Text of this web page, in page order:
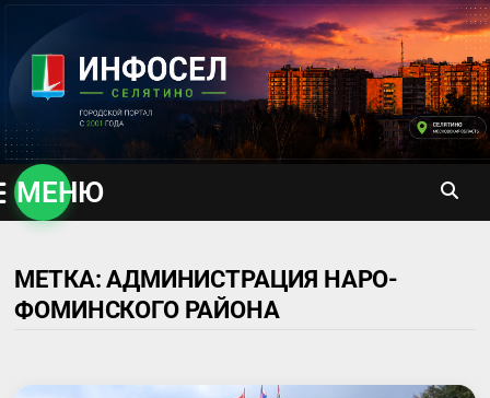
содержимому
МЕНЮ
МЕТКА:АДМИНИСТРАЦИЯ НАРО-
ФОМИНСКОГО РАЙОНА